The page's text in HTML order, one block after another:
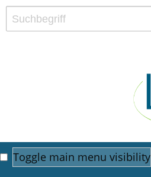
Toggle main menu visibility